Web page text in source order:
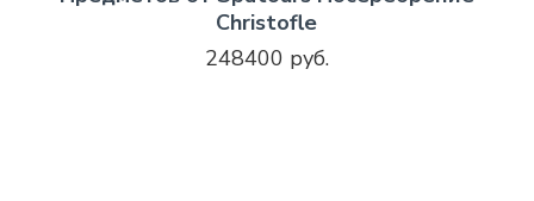
Christofle
248400 руб.